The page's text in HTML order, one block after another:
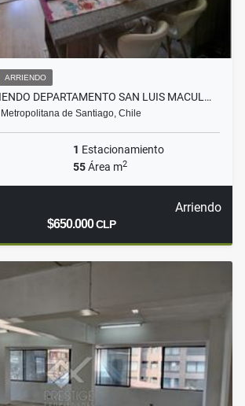
ARRIENDO
DEPARTAMENTO SAN LUIS MACUL…
de Santiago, Chile
1 Estacionamiento
55Área m2
Arriendo
$650.000CLP